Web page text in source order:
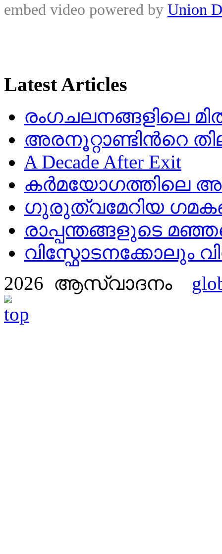
embed video powered by Union
Latest Articles
രംഗചലനങ്ങളിലെ
അരനൂറ്റാണ്ടിൻറെ
A Decade After Exit
കർമയോഗത്തിലെ
ഗുരുത്വമേറിയ
രാപ്പന്തങ്ങളുടെ
വിസ്ഫോടനക്കോലും
2026 ആസ്വാദനം